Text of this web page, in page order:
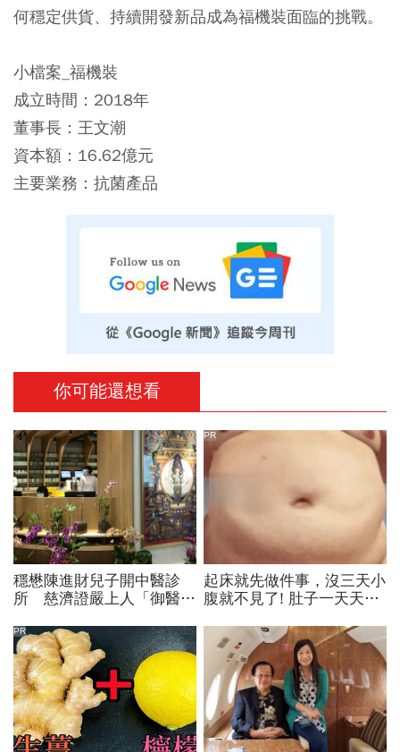
何穩定供貨、持續開發新品成為福機裝面臨的挑戰。
小檔案_福機裝
成立時間：2018年
董事長：王文潮
資本額：16.62億元
主要業務：抗菌產品
你可能還想看
穩懋陳進財兒子開中醫診
所 慈濟證嚴上人「御醫」
起床就先做件事，沒三天小
腹就不見了! 肚子一天天變
PR
PR